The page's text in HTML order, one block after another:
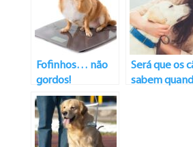
Fofinhos… não
gordos!
Será que os
sabem